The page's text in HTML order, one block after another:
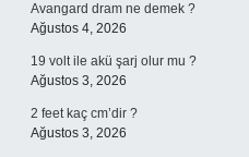
Avangard dram ne demek ?
Ağustos 4, 2026
19 volt ile akü şarj olur mu ?
Ağustos 3, 2026
2 feet kaç cm’dir ?
Ağustos 3, 2026